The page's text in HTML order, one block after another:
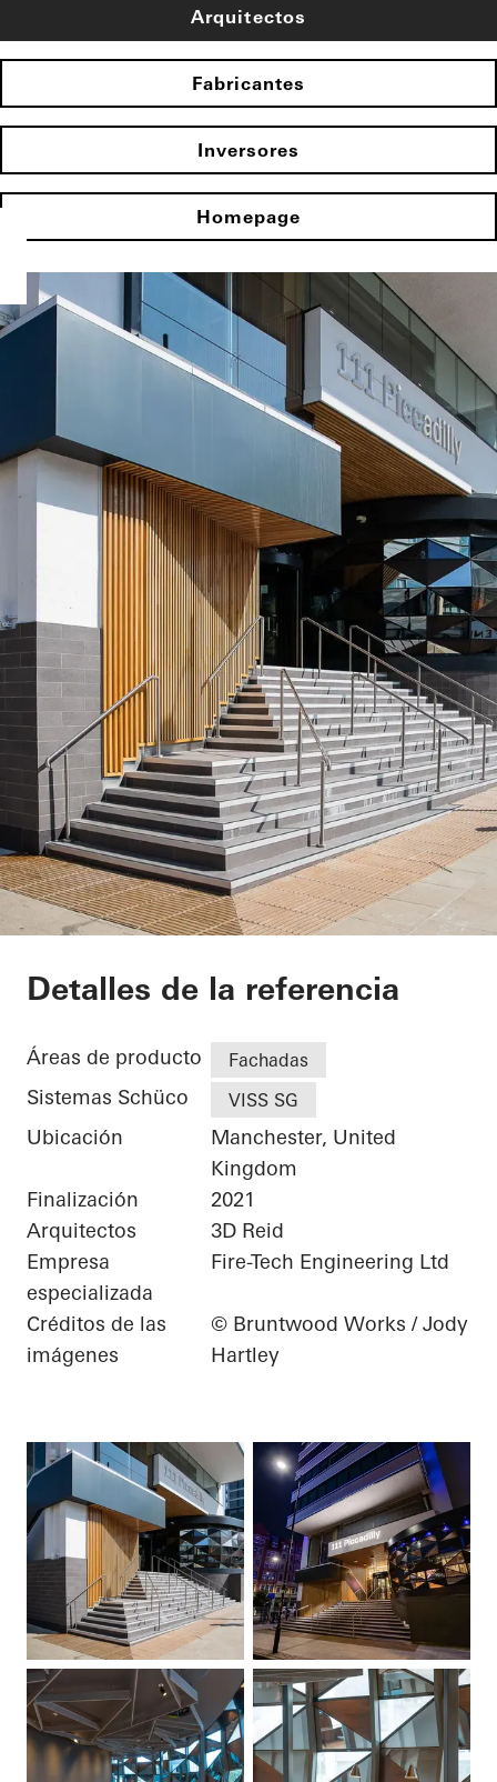
Arquitectos
Fabricantes
Inversores
Homepage
The Gem
Detalles de la referencia
Áreas de producto Fachadas
Sistemas Schüco VISS SG
Ubicación
Manchester, United
Kingdom
Finalización
2021
Arquitectos
3D Reid
Empresa
especializada
Fire-Tech Engineering Ltd
Créditos de las
imágenes
© Bruntwood Works / Jody
Hartley